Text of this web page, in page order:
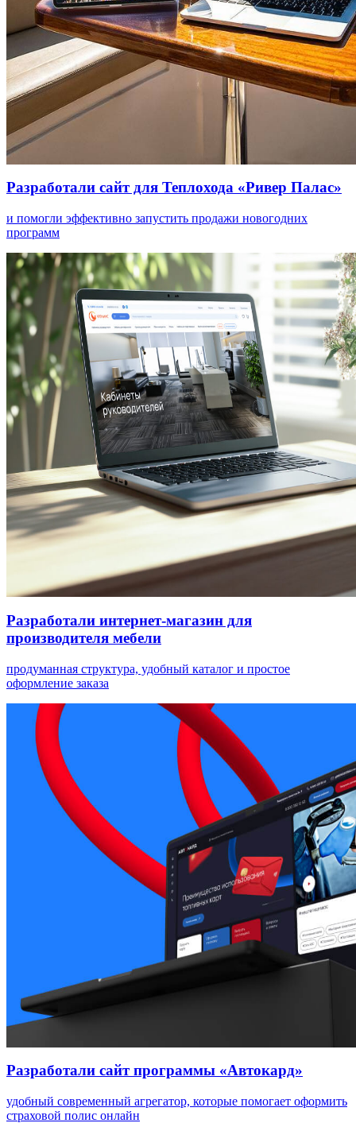
Разработали сайт для Теплохода «Ривер Палас»
и помогли эффективно запустить продажи новогодних
программ
Разработали интернет-магазин для
производителя мебели
продуманная структура, удобный каталог и простое
оформление заказа
Разработали сайт программы «Автокард»
удобный современный агрегатор, которые помогает оформить
страховой полис онлайн